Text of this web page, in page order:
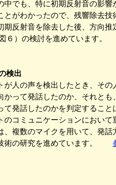
でも、特に初期反射音の影響
とがわかったので、残響除去技
期反射音を除去した後、方向推
図６）の検討を進めています
検出
人の声を検出したとき、その
かって発話したのか、それとも
て発話したのかを判定すること
のコミュニケーションにおいて
、複数のマイクを用いて、発話
術の研究を進めています。